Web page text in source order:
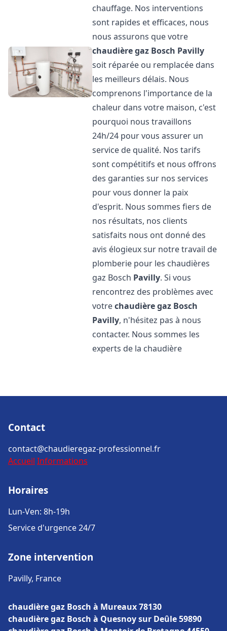
chauffage. Nos interventions
sont rapides et efficaces, nous
nous assurons que votre
chaudière gaz Bosch Pavilly
soit réparée ou remplacée dans
les meilleurs délais. Nous
comprenons l'importance de la
chaleur dans votre maison, c'est
pourquoi nous travaillons
24h/24 pour vous assurer un
service de qualité. Nos tarifs
sont compétitifs et nous offrons
des garanties sur nos services
pour vous donner la paix
d'esprit. Nous sommes fiers de
nos résultats, nos clients
satisfaits nous ont donné des
avis élogieux sur notre travail de
plomberie pour les chaudières
gaz Bosch Pavilly. Si vous
rencontrez des problèmes avec
votrechaudière gaz Bosch
Pavilly, n'hésitez pas à nous
contacter. Nous sommes les
experts de la chaudière
Contact
contact@chaudieregaz-professionnel.fr
Accueil Informations
Horaires
Lun-Ven: 8h-19h
Service d'urgence 24/7
Zone intervention
Pavilly, France
chaudière gaz Bosch à Mureaux 78130
chaudière gaz Bosch à Quesnoy sur Deûle 59890